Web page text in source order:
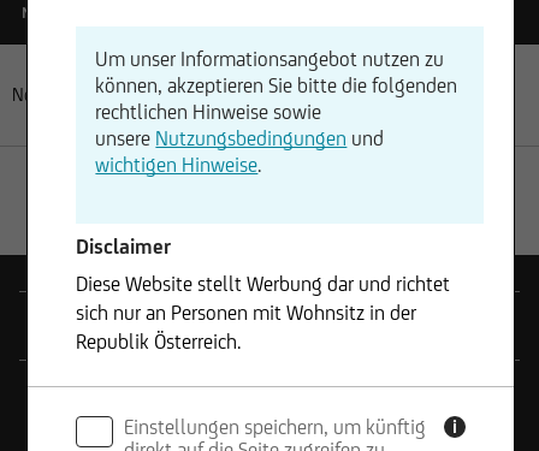
Name
Stand
Zeit
No data available in table
Produkte
Tools
Um unser Informationsangebot nutzen zu
können, akzeptieren Sie bitte die folgenden
rechtlichen Hinweise sowie
unsere Nutzungsbedingungen und
wichtigen Hinweise.
Disclaimer
Diese Website stellt Werbung dar und richtet
sich nur an Personen mit Wohnsitz in der
Republik Österreich.
Angebot noch eine Aufforderung zum Kauf oder
Einstellungen speichern, um künftig
i